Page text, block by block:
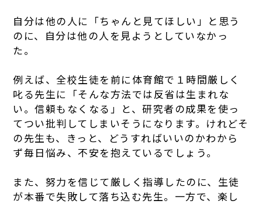
自分は他の人に「ちゃんと見てほしい」と思う
のに、自分は他の人を見ようとしていなかっ
た。
例えば、全校生徒を前に体育館で１時間厳しく
叱る先生に「そんな方法では反省は生まれな
い。信頼もなくなる」と、研究者の成果を使っ
てつい批判してしまいそうになります。けれどそ
の先生も、きっと、どうすればいいのかわから
ず毎日悩み、不安を抱えているでしょう。
また、努力を信じて厳しく指導したのに、生徒
が本番で失敗して落ち込む先生。一方で、楽し